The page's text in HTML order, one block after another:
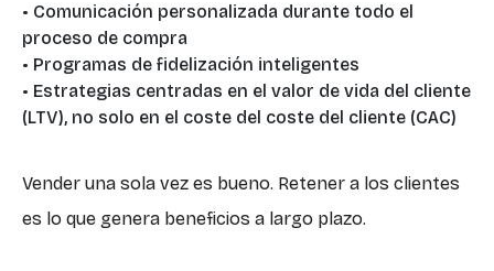
• Comunicación personalizada durante todo el
proceso de compra
• Programas de fidelización inteligentes
• Estrategias centradas en el valor de vida del cliente
(LTV), no solo en el coste del coste del cliente (CAC)
Vender una sola vez es bueno. Retener a los clientes
es lo que genera beneficios a largo plazo.